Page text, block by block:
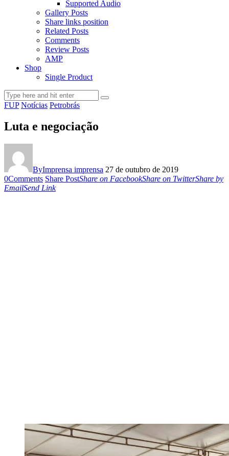
Supported Audio
Gallery Posts
Share links position
Related Posts
Comments
Review Posts
AMP
Shop
Single Product
FUP Notícias Petrobrás
Luta e negociação
ByImprensa imprensa 27 de outubro de 2019
0Comments Share PostShare on FacebookShare on TwitterShare by
EmailSend Link